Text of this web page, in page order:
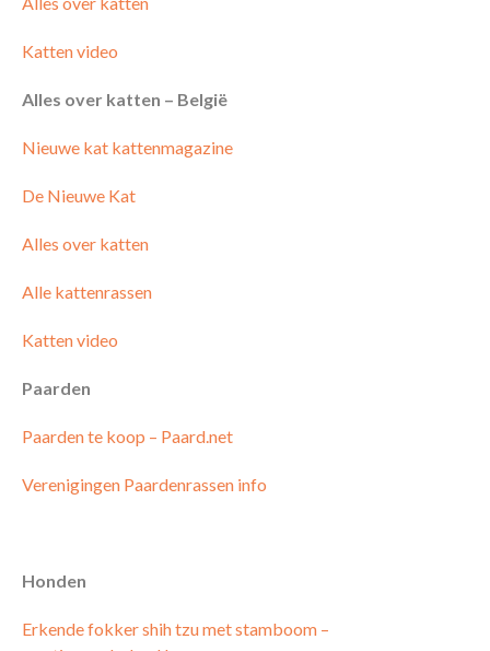
Katten video
Alles over katten – België
Nieuwe kat kattenmagazine
De Nieuwe Kat
Alles over katten
Alle kattenrassen
Katten video
Paarden
Paarden te koop – Paard.net
Verenigingen Paardenrassen info
Honden
Erkende fokker shih tzu met stamboom –